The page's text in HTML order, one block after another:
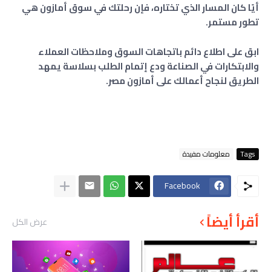
أيًا كان المسار الذي تختاره، فإن رحلتك في سوق أمازون هي
تطور مستمر.
ابق على اطلاع دائم باتجاهات السوق وملاحظات العملاء
والابتكارات في الصناعة ودع إتمام الطلب بسلاسة يمهد
الطريق لنجاح أعمالك على أمازون مصر.
Tags معلومات مفيدة
Facebook
أقرأ أيضاً عرض الكل